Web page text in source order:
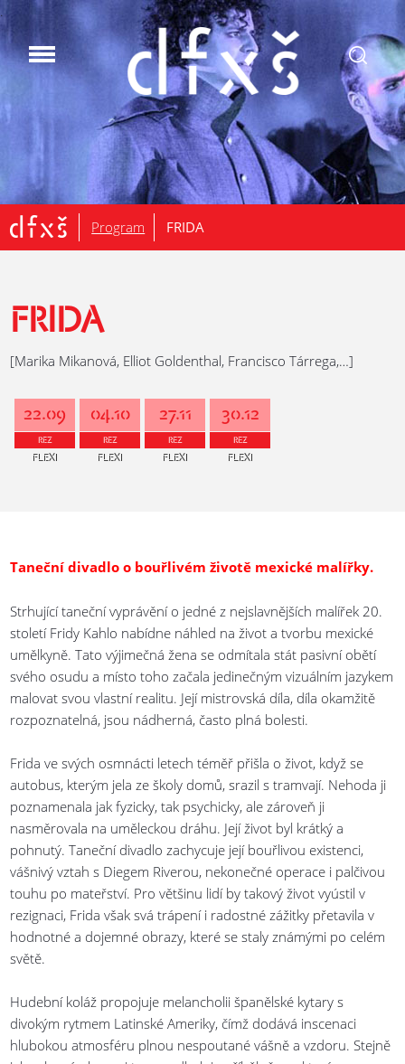
.
Program FRIDA
FRIDA
[Marika Mikanová, Elliot Goldenthal, Francisco Tárrega,…]
22.09
REZ
FLEXI
04.10
REZ
FLEXI
27.11
REZ
FLEXI
30.12
REZ
FLEXI
Taneční divadlo o bouřlivém životě mexické malířky.
Strhující taneční vyprávění o jedné z nejslavnějších malířek 20.
století Fridy Kahlo nabídne náhled na život a tvorbu mexické
umělkyně. Tato výjimečná žena se odmítala stát pasivní obětí
svého osudu a místo toho začala jedinečným vizuálním jazykem
malovat svou vlastní realitu. Její mistrovská díla, díla okamžitě
rozpoznatelná, jsou nádherná, často plná bolesti.
Frida ve svých osmnácti letech téměř přišla o život, když se
autobus, kterým jela ze školy domů, srazil s tramvají. Nehoda ji
poznamenala jak fyzicky, tak psychicky, ale zároveň ji
nasměrovala na uměleckou dráhu. Její život byl krátký a
pohnutý. Taneční divadlo zachycuje její bouřlivou existenci,
vášnivý vztah s Diegem Riverou, nekonečné operace i palčivou
touhu po mateřství. Pro většinu lidí by takový život vyústil v
rezignaci, Frida však svá trápení i radostné zážitky přetavila v
hodnotné a dojemné obrazy, které se staly známými po celém
světě.
Hudební koláž propojuje melancholii španělské kytary s
divokým rytmem Latinské Ameriky, čímž dodává inscenaci
hlubokou atmosféru plnou nespoutané vášně a vzdoru. Stejně